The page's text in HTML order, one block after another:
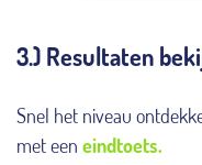
3.) Resultaten
Snel het niveau
met een eindtoets.